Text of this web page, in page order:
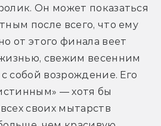
Он может показаться
после всего, что ему
от этого финала веет
свежим весенним
собой возрождение. Его
— хотя бы
своих мытарств